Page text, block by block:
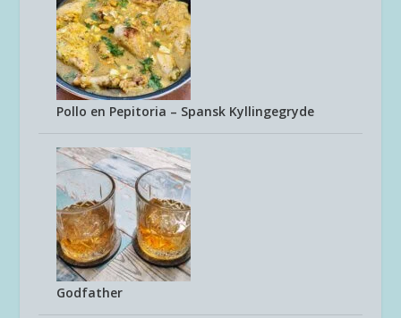
Pollo en Pepitoria – Spansk Kyllingegryde
Godfather